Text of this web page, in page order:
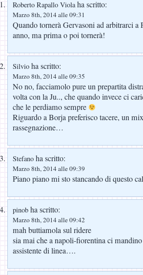
Roberto Rapallo Violaha scritto:
Marzo 8th, 2014 alle 09:31
Quando tornerà Gervasoni ad arbitrarci a
anno, ma prima o poi tornerà!
Silvio ha scritto:
Marzo 8th, 2014 alle 09:35
No no, facciamolo pure un prepartita
volta con la Ju.., che quando invece ci
che le perdiamo sempre
Riguardo a Borja preferisco tacere, un
rassegnazione…
Stefano ha scritto:
Marzo 8th, 2014 alle 09:39
Piano piano mi sto stancando di questo
pinob ha scritto:
Marzo 8th, 2014 alle 09:42
mah buttiamola sul ridere
sia mai che a napoli-fiorentina ci
assistente di linea….